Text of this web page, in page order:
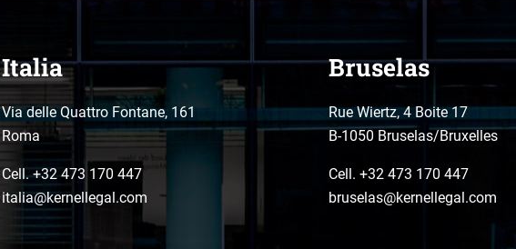
Italia
Via delle Quattro Fontane, 161
Roma
Cell. +32 473 170 447
italia@kernellegal.com
Bruselas
Rue Wiertz, 4 Boite 17
B-1050 Bruselas/Bruxelles
Cell. +32 473 170 447
bruselas@kernellegal.com